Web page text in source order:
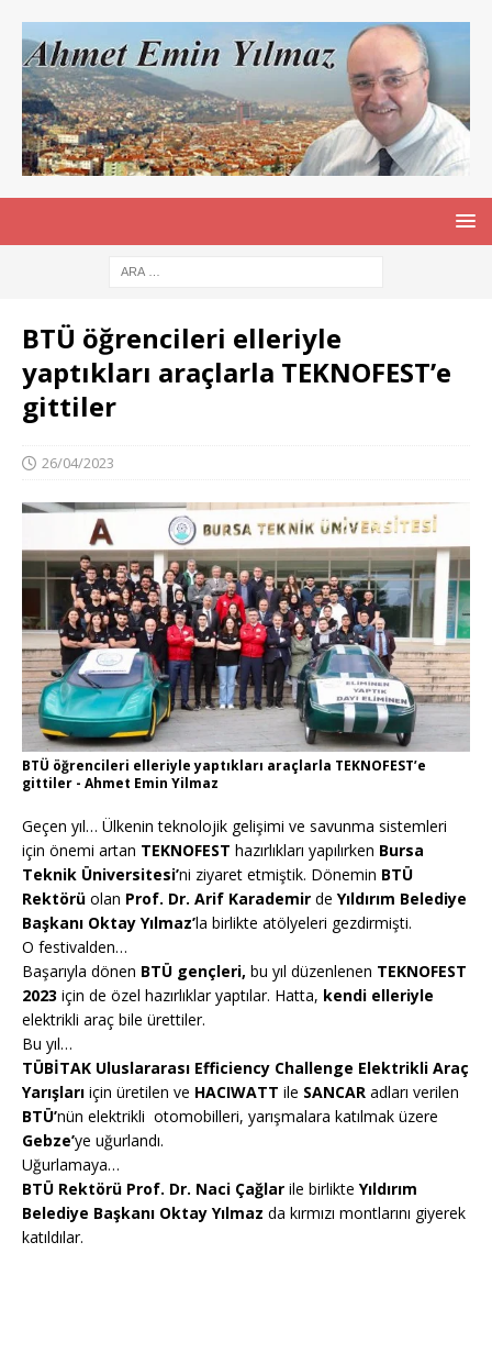
BTÜ öğrencileri elleriyle
yaptıkları araçlarla TEKNOFEST’e
gittiler
26/04/2023
BTÜ öğrencileri elleriyle yaptıkları araçlarla TEKNOFEST’e
gittiler - Ahmet Emin Yilmaz
Geçen yıl… Ülkenin teknolojik gelişimi ve savunma sistemleri
için önemi artan TEKNOFEST hazırlıkları yapılırken Bursa
Teknik Üniversitesi’ni ziyaret etmiştik. Dönemin BTÜ
Rektörü olan Prof. Dr. Arif Karademir de Yıldırım Belediye
Başkanı Oktay Yılmaz’la birlikte atölyeleri gezdirmişti.
O festivalden…
Başarıyla dönen BTÜ gençleri, bu yıl düzenlenen TEKNOFEST
2023 için de özel hazırlıklar yaptılar. Hatta, kendi elleriyle
elektrikli araç bile ürettiler.
Bu yıl…
TÜBİTAK Uluslararası Efficiency Challenge Elektrikli Araç
Yarışları için üretilen ve HACIWATT ile SANCAR adları verilen
BTÜ’nün elektrikli otomobilleri, yarışmalara katılmak üzere
Gebze’ye uğurlandı.
Uğurlamaya…
BTÜ Rektörü Prof. Dr. Naci Çağlar ile birlikte Yıldırım
Belediye Başkanı Oktay Yılmaz da kırmızı montlarını giyerek
katıldılar.